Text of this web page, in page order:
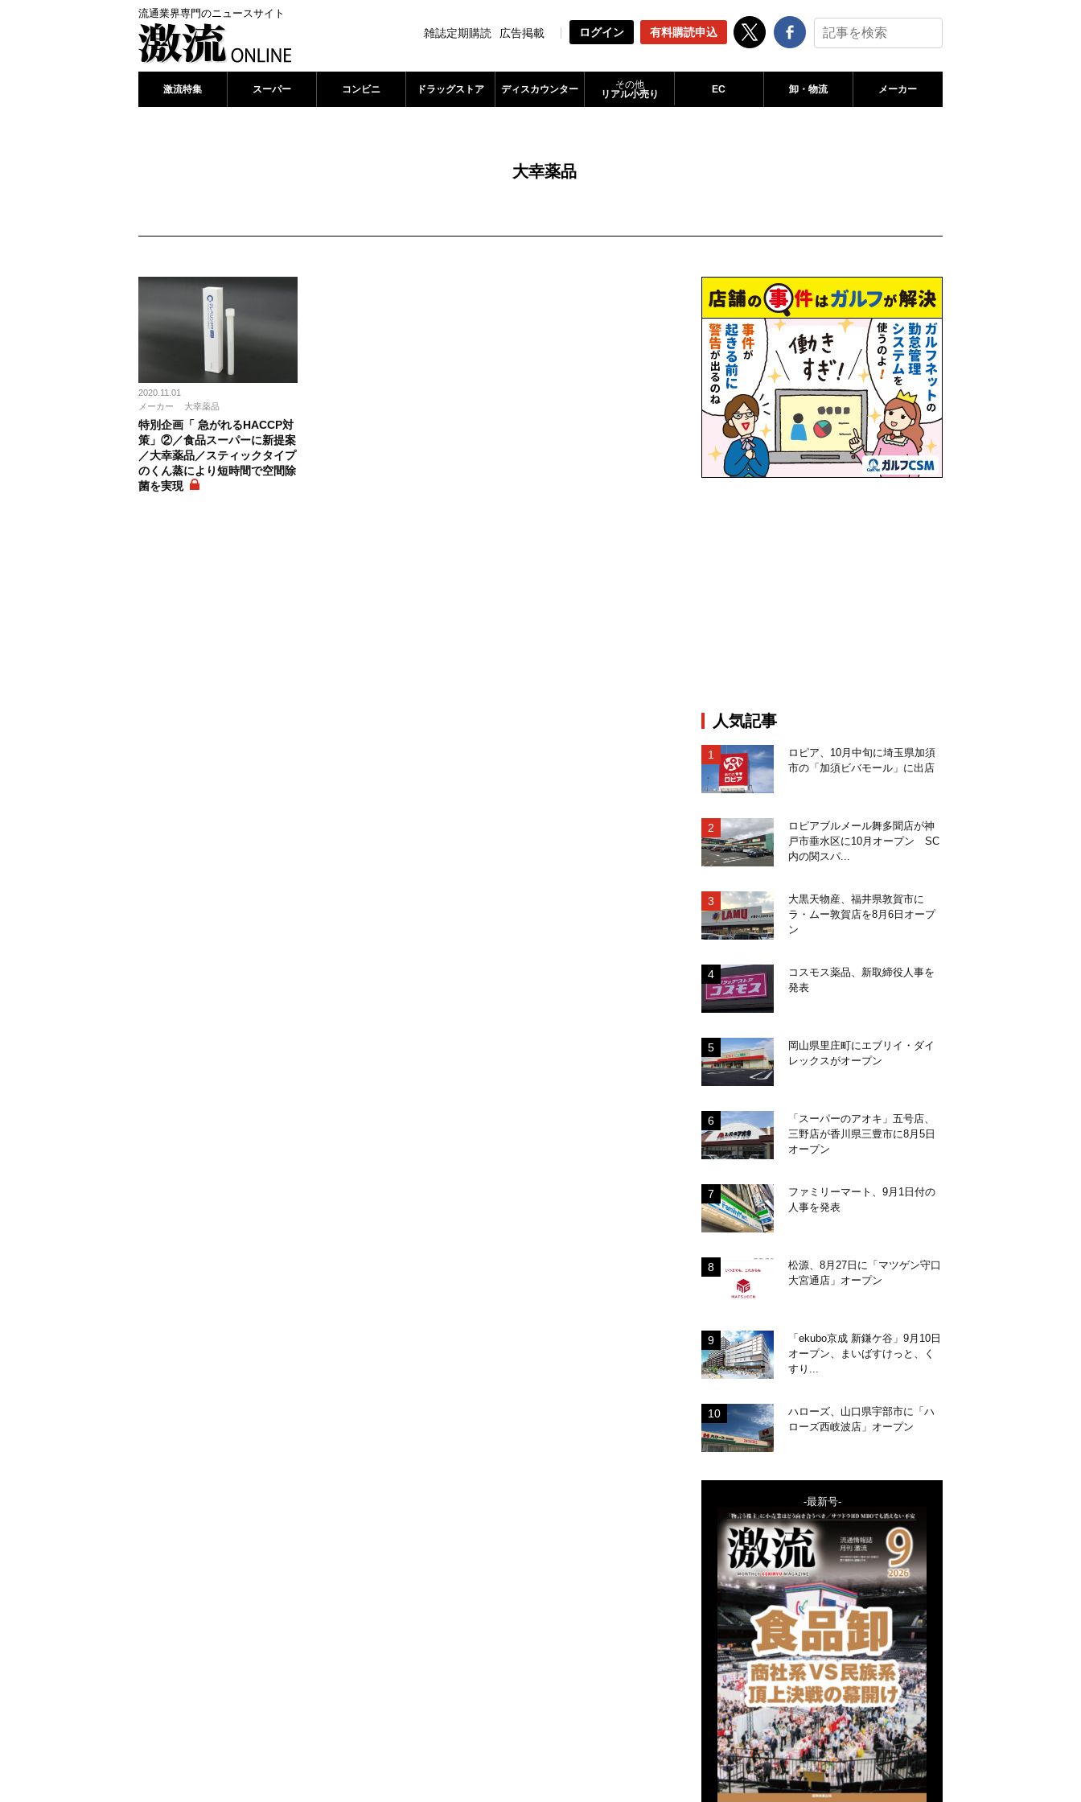
流通業界専門のニュースサイト
雑誌定期購読 広告掲載 ログイン 有料購読申込
激流特集 スーパー コンビニ ドラッグストア ディスカウンター
その他
リアル小売り
EC 卸・物流 メーカー
大幸薬品
2020.11.01
メーカー
大幸薬品
特別企画「 急がれるHACCP対
策」②／食品スーパーに新提案
／大幸薬品／スティックタイプ
のくん蒸により短時間で空間除
菌を実現
人気記事
ロピア、10月中旬に埼玉県加須
市の「加須ビバモール」に出店
ロピアブルメール舞多聞店が神
戸市垂水区に10月オープン SC
内の関スパ...
大黒天物産、福井県敦賀市に
ラ・ムー敦賀店を8月6日オープ
ン
コスモス薬品、新取締役人事を
発表
岡山県里庄町にエブリイ・ダイ
レックスがオープン
「スーパーのアオキ」五号店、
三野店が香川県三豊市に8月5日
オープン
ファミリーマート、9月1日付の
人事を発表
松源、8月27日に「マツゲン守口
大宮通店」オープン
「ekubo京成 新鎌ケ谷」9月10日
オープン、まいばすけっと、く
すり...
ハローズ、山口県宇部市に「ハ
ローズ西岐波店」オープン
-最新号-